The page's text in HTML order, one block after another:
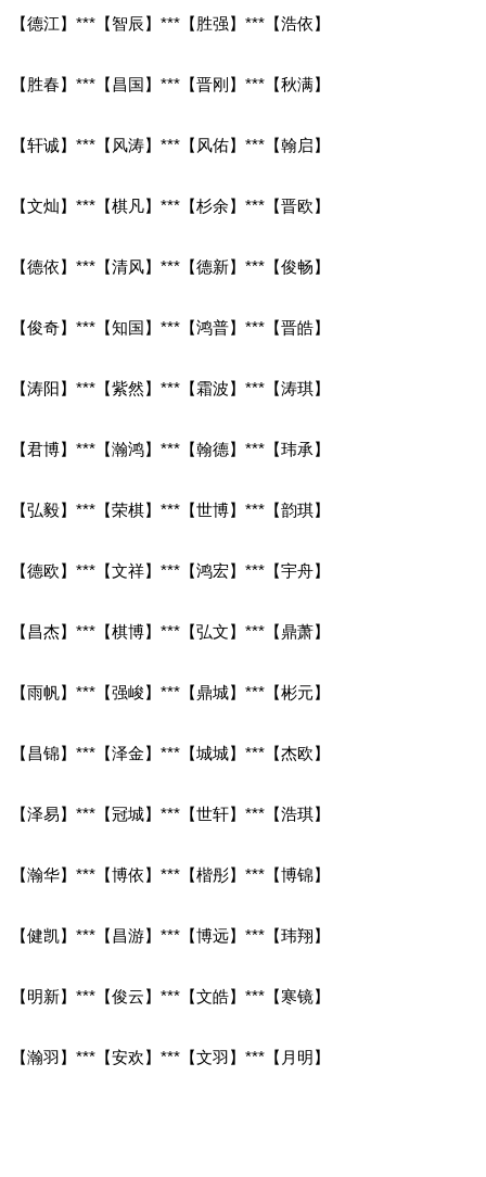
【德江】***【智辰】***【胜强】***【浩依】
【胜春】***【昌国】***【晋刚】***【秋满】
【轩诚】***【风涛】***【风佑】***【翰启】
【文灿】***【棋凡】***【杉余】***【晋欧】
【德依】***【清风】***【德新】***【俊畅】
【俊奇】***【知国】***【鸿普】***【晋皓】
【涛阳】***【紫然】***【霜波】***【涛琪】
【君博】***【瀚鸿】***【翰德】***【玮承】
【弘毅】***【荣棋】***【世博】***【韵琪】
【德欧】***【文祥】***【鸿宏】***【宇舟】
【昌杰】***【棋博】***【弘文】***【鼎萧】
【雨帆】***【强峻】***【鼎城】***【彬元】
【昌锦】***【泽金】***【城城】***【杰欧】
【泽易】***【冠城】***【世轩】***【浩琪】
【瀚华】***【博依】***【楷彤】***【博锦】
【健凯】***【昌游】***【博远】***【玮翔】
【明新】***【俊云】***【文皓】***【寒镜】
【瀚羽】***【安欢】***【文羽】***【月明】